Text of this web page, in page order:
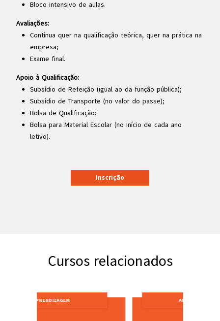
Bloco intensivo de aulas.
Avaliações:
Contínua quer na qualificação teórica, quer na prática na
empresa;
Exame final.
Apoio à Qualificação:
Subsídio de Refeição (igual ao da função pública);
Subsídio de Transporte (no valor do passe);
Bolsa de Qualificação;
Bolsa para Material Escolar (no início de cada ano
letivo).
Inscrição
Cursos relacionados